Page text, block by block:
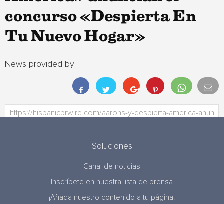
concurso «Despierta En
Tu Nuevo Hogar»
News provided by:
Soluciones
Canal de noticias
Inscríbete en nuestra lista de prensa
¡Añada nuestro contenido a tu página!